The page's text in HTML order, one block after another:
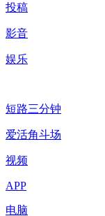
投稿
影音
娱乐
短路三分钟
爱活角斗场
视频
APP
电脑